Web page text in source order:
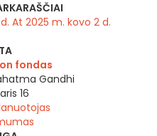
At 2025 m. kovo 2 d.
fondas
Gandhi
16